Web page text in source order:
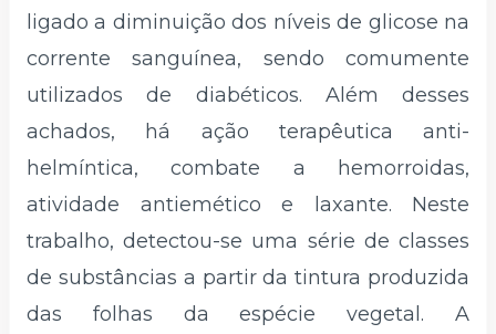
ligado a diminuição dos níveis de glicose na
corrente sanguínea, sendo comumente
utilizados de diabéticos. Além desses
achados, há ação terapêutica anti-
helmíntica, combate a hemorroidas,
atividade antiemético e laxante. Neste
trabalho, detectou-se uma série de classes
de substâncias a partir da tintura produzida
das folhas da espécie vegetal. A